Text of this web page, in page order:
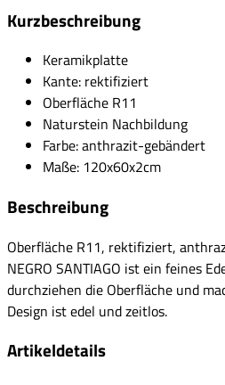
Kurzbeschreibung
Keramikplatte
Kante: rektifiziert
Oberfläche R11
Naturstein Nachbildung
Farbe: anthrazit-gebändert
Maße: 120x60x2cm
Beschreibung
Oberfläche R11, rektifiziert,
NEGRO SANTIAGO ist ein feines
durchziehen die Oberfläche und
Design ist edel und zeitlos.
Artikeldetails